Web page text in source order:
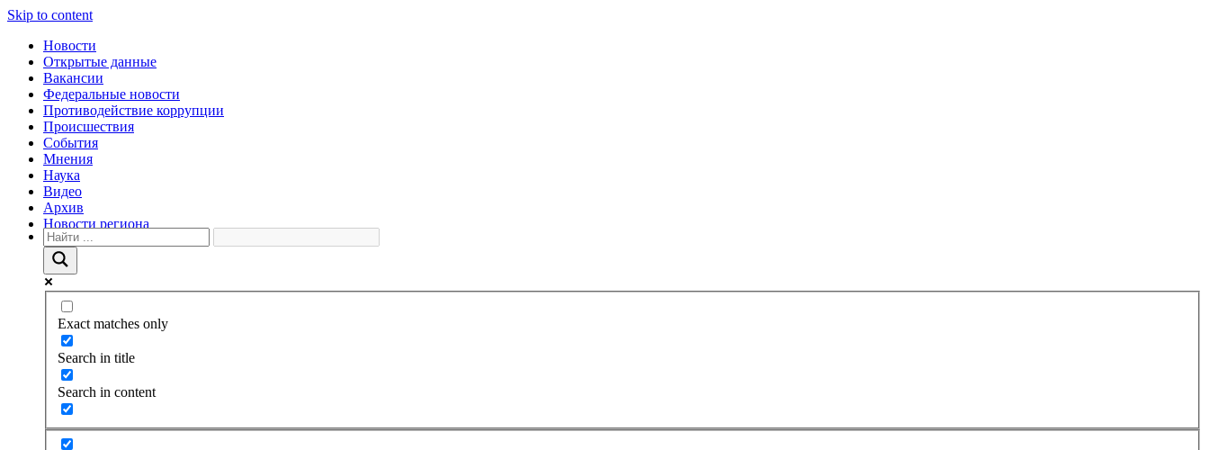
Skip to content
Новости
Открытые данные
Вакансии
Федеральные новости
Противодействие коррупции
Происшествия
События
Мнения
Наука
Видео
Архив
Новости региона
Exact matches only
Search in title
Search in content